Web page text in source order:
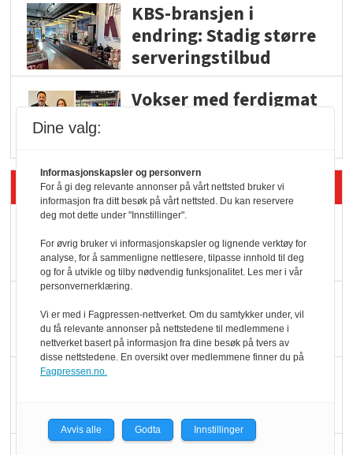
KBS-bransjen i
endring: Stadig større
serveringstilbud
Vokser med ferdigmat
Siste artikler - Butikk i praksis
dundrer videre
Slik opprettholdes
ølsalget
Dine valg:
Informasjonskapsler og personvern
For å gi deg relevante annonser på vårt nettsted bruker vi
informasjon fra ditt besøk på vårt nettsted. Du kan reservere
deg mot dette under "Innstillinger".
For øvrig bruker vi informasjonskapsler og lignende verktøy for
analyse, for å sammenligne nettlesere, tilpasse innhold til deg
og for å utvikle og tilby nødvendig funksjonalitet. Les mer i vår
personvernerklæring.
Vi er med i Fagpressen-nettverket. Om du samtykker under, vil
du få relevante annonser på nettstedene til medlemmene i
nettverket basert på informasjon fra dine besøk på tvers av
disse nettstedene. En oversikt over medlemmene finner du på
Fagpressen.no.
Avvis alle Godta Innstillinger